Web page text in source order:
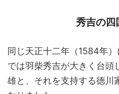
秀吉の四
同じ天正十二年（1584年
では羽柴秀吉が大きく台頭
雄と、それを支持する徳川